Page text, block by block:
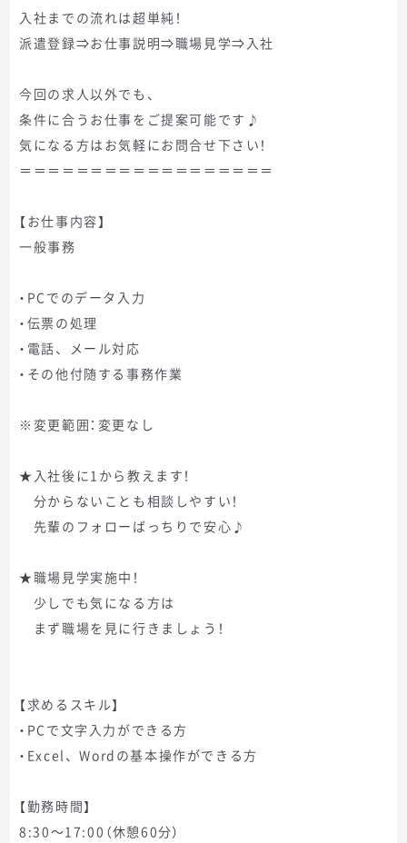
入社までの流れは超単純！
派遣登録⇒お仕事説明⇒職場見学⇒入社
今回の求人以外でも、
条件に合うお仕事をご提案可能です♪
気になる方はお気軽にお問合せ下さい！
＝＝＝＝＝＝＝＝＝＝＝＝＝＝＝＝＝＝
【お仕事内容】
一般事務
・PCでのデータ入力
・伝票の処理
・電話、メール対応
・その他付随する事務作業
※変更範囲：変更なし
★入社後に1から教えます！
分からないことも相談しやすい！
先輩のフォローばっちりで安心♪
★職場見学実施中！
少しでも気になる方は
まず職場を見に行きましょう！
【求めるスキル】
・PCで文字入力ができる方
・Excel、Wordの基本操作ができる方
【勤務時間】
8:30～17:00（休憩60分）